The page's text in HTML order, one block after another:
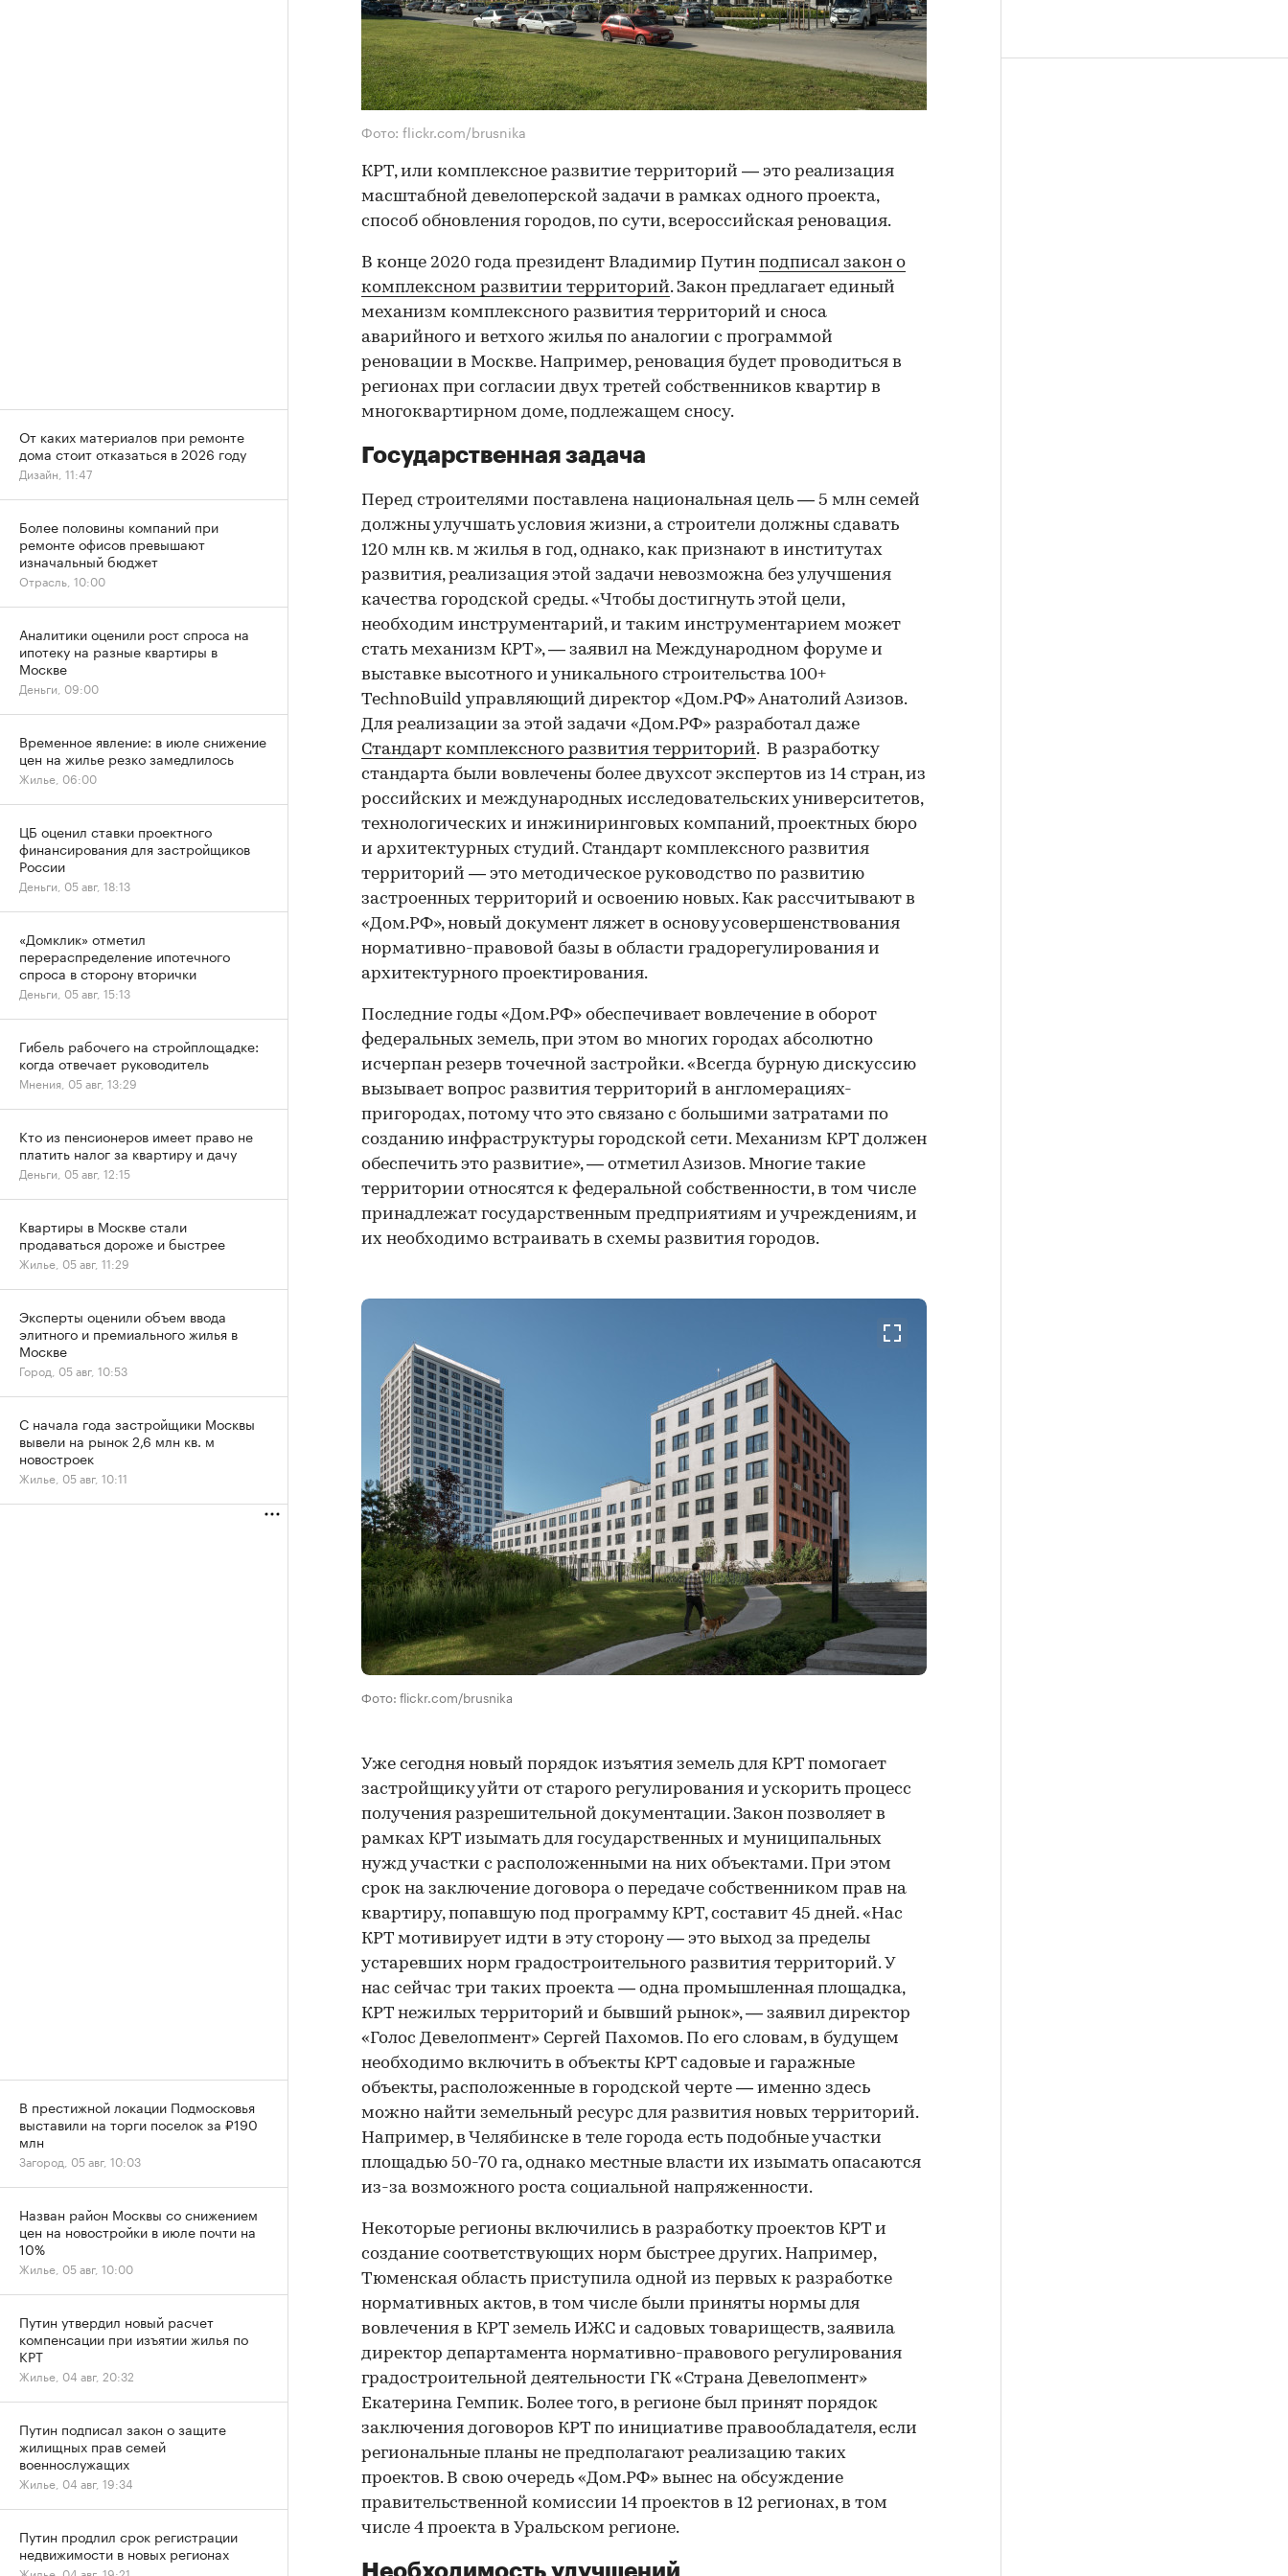
Фото: flickr.com/brusnika
КРТ, или комплексное развитие территорий — это реализация
масштабной девелоперской задачи в рамках одного проекта,
способ обновления городов, по сути, всероссийская реновация.
В конце 2020 года президент Владимир Путин подписал закон о
комплексном развитии территорий. Закон предлагает единый
механизм комплексного развития территорий и сноса
аварийного и ветхого жилья по аналогии с программой
реновации в Москве. Например, реновация будет проводиться в
регионах при согласии двух третей собственников квартир в
многоквартирном доме, подлежащем сносу.
Государственная задача
00:00 / 00:00
Перед строителями поставлена национальная цель — 5 млн семей
должны улучшать условия жизни, а строители должны сдавать
120 млн кв. м жилья в год, однако, как признают в институтах
развития, реализация этой задачи невозможна без улучшения
качества городской среды. «Чтобы достигнуть этой цели,
необходим инструментарий, и таким инструментарием может
стать механизм КРТ», — заявил на Международном форуме и
выставке высотного и уникального строительства 100+
TechnoBuild управляющий директор «Дом.РФ» Анатолий Азизов.
Для реализации за этой задачи «Дом.РФ» разработал даже
Стандарт комплексного развития территорий. В разработку
стандарта были вовлечены более двухсот экспертов из 14 стран, из
российских и международных исследовательских университетов,
технологических и инжиниринговых компаний, проектных бюро
и архитектурных студий. Стандарт комплексного развития
территорий — это методическое руководство по развитию
застроенных территорий и освоению новых. Как рассчитывают в
«Дом.РФ», новый документ ляжет в основу усовершенствования
нормативно-правовой базы в области градорегулирования и
архитектурного проектирования.
Последние годы «Дом.РФ» обеспечивает вовлечение в оборот
федеральных земель, при этом во многих городах абсолютно
исчерпан резерв точечной застройки. «Всегда бурную дискуссию
вызывает вопрос развития территорий в англомерациях-
пригородах, потому что это связано с большими затратами по
созданию инфраструктуры городской сети. Механизм КРТ должен
обеспечить это развитие», — отметил Азизов. Многие такие
территории относятся к федеральной собственности, в том числе
принадлежат государственным предприятиям и учреждениям, и
их необходимо встраивать в схемы развития городов.
Фото: flickr.com/brusnika
Уже сегодня новый порядок изъятия земель для КРТ помогает
застройщику уйти от старого регулирования и ускорить процесс
получения разрешительной документации. Закон позволяет в
рамках КРТ изымать для государственных и муниципальных
нужд участки с расположенными на них объектами. При этом
срок на заключение договора о передаче собственником прав на
квартиру, попавшую под программу КРТ, составит 45 дней. «Нас
КРТ мотивирует идти в эту сторону — это выход за пределы
устаревших норм градостроительного развития территорий. У
нас сейчас три таких проекта — одна промышленная площадка,
КРТ нежилых территорий и бывший рынок», — заявил директор
«Голос Девелопмент» Сергей Пахомов. По его словам, в будущем
необходимо включить в объекты КРТ садовые и гаражные
объекты, расположенные в городской черте — именно здесь
можно найти земельный ресурс для развития новых территорий.
Например, в Челябинске в теле города есть подобные участки
площадью 50-70 га, однако местные власти их изымать опасаются
из-за возможного роста социальной напряженности.
Некоторые регионы включились в разработку проектов КРТ и
создание соответствующих норм быстрее других. Например,
Тюменская область приступила одной из первых к разработке
нормативных актов, в том числе были приняты нормы для
вовлечения в КРТ земель ИЖС и садовых товариществ, заявила
директор департамента нормативно-правового регулирования
градостроительной деятельности ГК «Страна Девелопмент»
Екатерина Гемпик. Более того, в регионе был принят порядок
заключения договоров КРТ по инициативе правообладателя, если
региональные планы не предполагают реализацию таких
проектов. В свою очередь «Дом.РФ» вынес на обсуждение
правительственной комиссии 14 проектов в 12 регионах, в том
числе 4 проекта в Уральском регионе.
Необходимость улучшений
От каких материалов при ремонте
дома стоит отказаться в 2026 году
Дизайн, 11:47
Более половины компаний при
ремонте офисов превышают
изначальный бюджет
Отрасль, 10:00
Аналитики оценили рост спроса на
ипотеку на разные квартиры в
Москве
Деньги, 09:00
Временное явление: в июле снижение
цен на жилье резко замедлилось
Жилье, 06:00
ЦБ оценил ставки проектного
финансирования для застройщиков
России
Деньги, 05 авг, 18:13
«Домклик» отметил
перераспределение ипотечного
спроса в сторону вторички
Деньги, 05 авг, 15:13
Гибель рабочего на стройплощадке:
когда отвечает руководитель
Мнения, 05 авг, 13:29
Кто из пенсионеров имеет право не
платить налог за квартиру и дачу
Деньги, 05 авг, 12:15
Квартиры в Москве стали
продаваться дороже и быстрее
Жилье, 05 авг, 11:29
Эксперты оценили объем ввода
элитного и премиального жилья в
Москве
Город, 05 авг, 10:53
С начала года застройщики Москвы
вывели на рынок 2,6 млн кв. м
новостроек
Жилье, 05 авг, 10:11
В престижной локации Подмосковья
выставили на торги поселок за ₽190
млн
Загород, 05 авг, 10:03
Назван район Москвы со снижением
цен на новостройки в июле почти на
10%
Жилье, 05 авг, 10:00
Путин утвердил новый расчет
компенсации при изъятии жилья по
КРТ
Жилье, 04 авг, 20:32
Путин подписал закон о защите
жилищных прав семей
военнослужащих
Жилье, 04 авг, 19:34
Путин продлил срок регистрации
недвижимости в новых регионах